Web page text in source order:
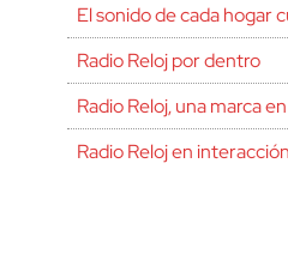
El sonido de cada hogar
Radio Reloj por dentro
Radio Reloj, una marca
Radio Reloj en